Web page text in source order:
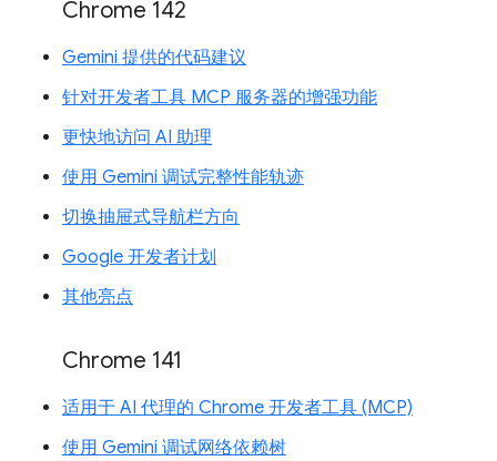
Chrome 142
Gemini 提供的代码建议
针对开发者工具 MCP 服务器的增强功能
更快地访问 AI 助理
使用 Gemini 调试完整性能轨迹
切换抽屉式导航栏方向
Google 开发者计划
其他亮点
Chrome 141
适用于 AI 代理的 Chrome 开发者工具 (MCP)
使用 Gemini 调试网络依赖树